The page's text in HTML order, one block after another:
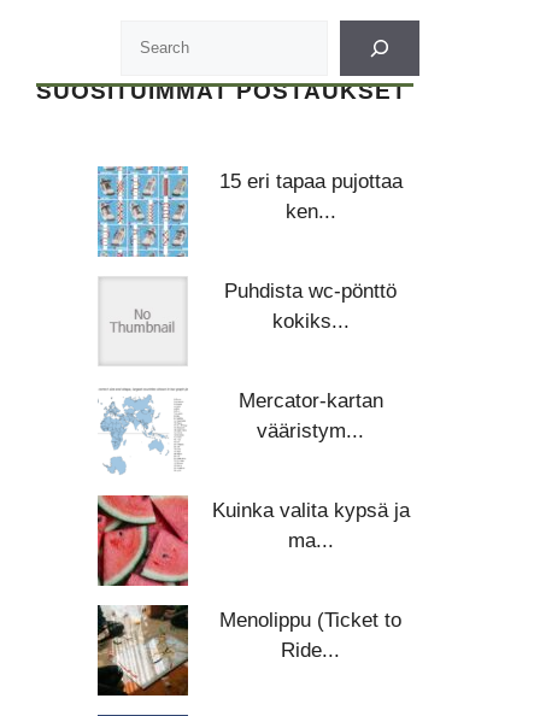
SUOSITUIMMAT POSTAUKSET
15 eri tapaa pujottaa
ken...
Puhdista wc-pönttö
kokiks...
Mercator-kartan
vääristym...
Kuinka valita kypsä ja
ma...
Menolippu (Ticket to
Ride...